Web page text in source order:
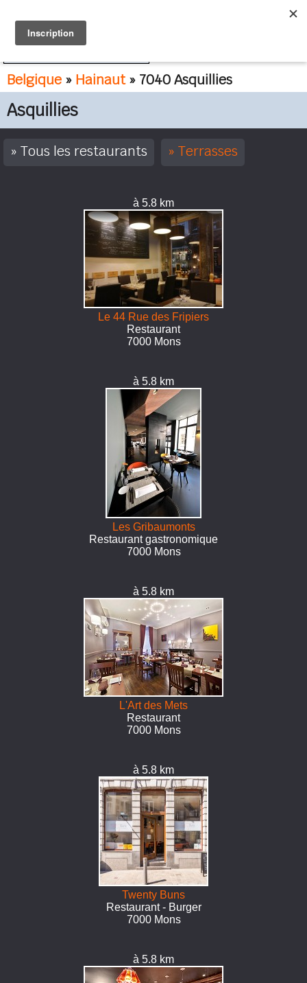
Belgique » Hainaut» 7040 Asquillies
Asquillies
Tous les restaurants Terrasses
à 5.8 km
Le 44 Rue des Fripiers
Restaurant
7000 Mons
à 5.8 km
Les Gribaumonts
Restaurant gastronomique
7000 Mons
à 5.8 km
L'Art des Mets
Restaurant
7000 Mons
à 5.8 km
Twenty Buns
Restaurant - Burger
7000 Mons
à 5.8 km